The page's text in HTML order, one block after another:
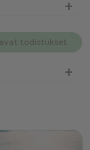
+
todistukset
+